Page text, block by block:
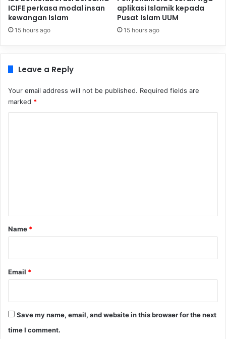
ICIFE perkasa modal insan
kewangan Islam
15 hours ago
aplikasi Islamik kepada
Pusat Islam UUM
15 hours ago
Leave a Reply
Your email address will not be published. Required fields are
marked *
*
Name *
Email *
Save my name, email, and website in this browser for the next
time I comment.